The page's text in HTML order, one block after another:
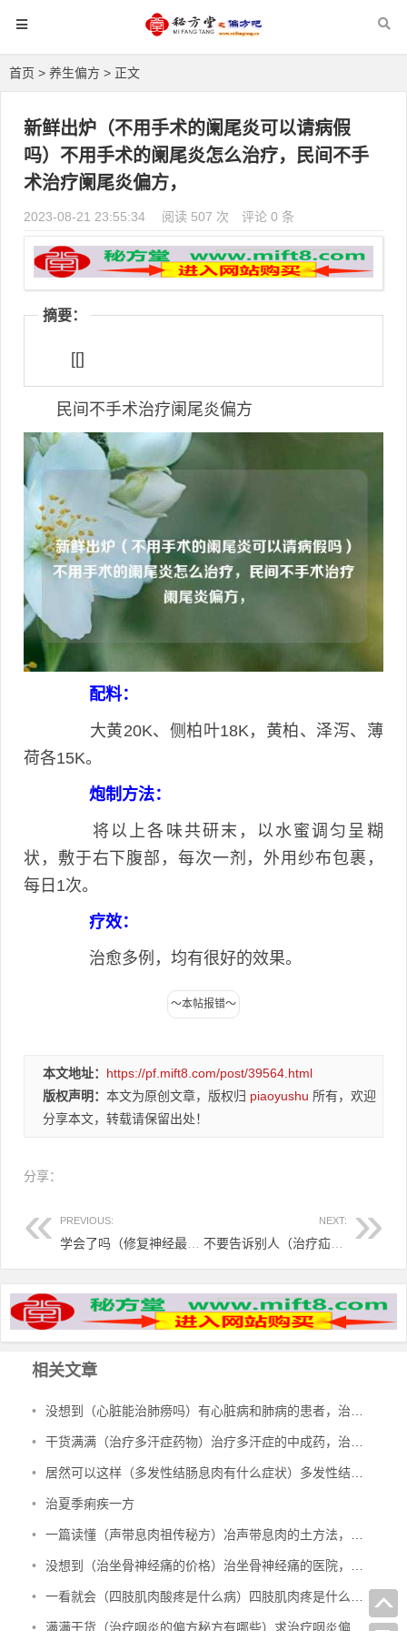
首页 > 养生偏方 > 正文
新鲜出炉（不用手术的阑尾炎可以请病假
吗）不用手术的阑尾炎怎么治疗，民间不手
术治疗阑尾炎偏方，
2023-08-21 23:55:34 阅读 507 次 评论 0 条
摘要：
[[]
民间不手术治疗阑尾炎偏方
配料：
大黄20K、侧柏叶18K，黄柏、泽泻、薄
荷各15K。
炮制方法：
将以上各味共研末，以水蜜调匀呈糊
状，敷于右下腹部，每次一剂，外用纱布包裹，
每日1次。
疗效：
治愈多例，均有很好的效果。
本文地址： https://pf.mift8.com/post/39564.html
版权声明： 本文为原创文章，版权归 piaoyushu 所有，欢迎
分享本文，转载请保留出处！
分享：
PREVIOUS: NEXT:
不要告诉别人（治疗疝气的秘方验方偏方）治疝气小偏方，民间专治疝气的秘方偏方，
相关文章
• 没想到（心脏能治肺痨吗）有心脏病和肺病的患者，治多种心脏病、肺结核、肺病，
• 干货满满（治疗多汗症药物）治疗多汗症的中成药，治多汗症验方，
• 居然可以这样（多发性结肠息肉有什么症状）多发性结肠息肉一定要手术吗，治多发性结肠息肉验方，
• 治夏季痢疾一方
• 一篇读懂（声带息肉祖传秘方）冶声带息肉的土方法，治声带息肉验方，
• 没想到（治坐骨神经痛的价格）治坐骨神经痛的医院，治坐骨神经痛的特效验方，
• 一看就会（四肢肌肉酸疼是什么病）四肢肌肉疼是什么原因引起的图片，治四肢肌肉萎缩秘方，
• 满满干货（治疗咽炎的偏方秘方有哪些）求治疗咽炎偏方，治咽炎的绝密方子，